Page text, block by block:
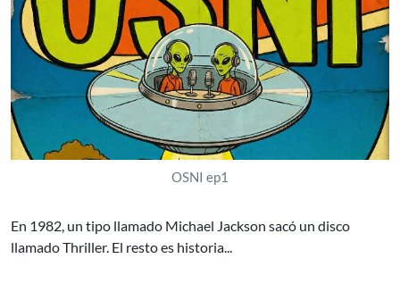
OSNI ep1
En 1982, un tipo llamado Michael Jackson sacó un disco
llamado Thriller. El resto es historia...